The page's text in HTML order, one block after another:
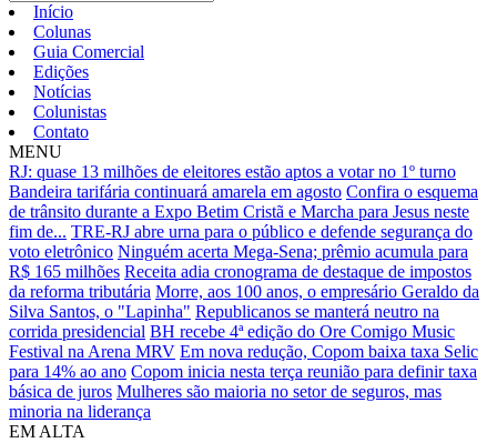
Início
Colunas
Guia Comercial
Edições
Notícias
Colunistas
Contato
MENU
RJ: quase 13 milhões de eleitores estão aptos a votar no 1º turno
Bandeira tarifária continuará amarela em agosto Confira o esquema
de trânsito durante a Expo Betim Cristã e Marcha para Jesus neste
fim de... TRE-RJ abre urna para o público e defende segurança do
voto eletrônico Ninguém acerta Mega-Sena; prêmio acumula para
R$ 165 milhões Receita adia cronograma de destaque de impostos
da reforma tributária Morre, aos 100 anos, o empresário Geraldo da
Silva Santos, o "Lapinha" Republicanos se manterá neutro na
corrida presidencial BH recebe 4ª edição do Ore Comigo Music
Festival na Arena MRV Em nova redução, Copom baixa taxa Selic
para 14% ao ano Copom inicia nesta terça reunião para definir taxa
básica de juros Mulheres são maioria no setor de seguros, mas
minoria na liderança
EM ALTA